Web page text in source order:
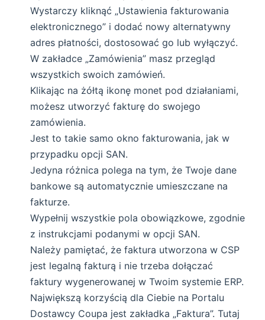
Wystarczy kliknąć „Ustawienia fakturowania
elektronicznego” i dodać nowy alternatywny
adres płatności, dostosować go lub wyłączyć.
W zakładce „Zamówienia” masz przegląd
wszystkich swoich zamówień.
Klikając na żółtą ikonę monet pod działaniami,
możesz utworzyć fakturę do swojego
zamówienia.
Jest to takie samo okno fakturowania, jak w
przypadku opcji SAN.
Jedyna różnica polega na tym, że Twoje dane
bankowe są automatycznie umieszczane na
fakturze.
Wypełnij wszystkie pola obowiązkowe, zgodnie
z instrukcjami podanymi w opcji SAN.
Należy pamiętać, że faktura utworzona w CSP
jest legalną fakturą i nie trzeba dołączać
faktury wygenerowanej w Twoim systemie ERP.
Największą korzyścią dla Ciebie na Portalu
Dostawcy Coupa jest zakładka „Faktura”. Tutaj